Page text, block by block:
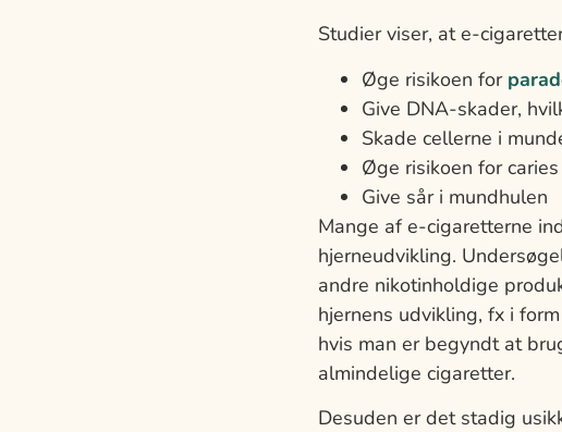
Studier viser, at e-
Øge risikoen for
Give DNA-skader,
Skade cellerne i
Øge risikoen for
Give sår i mundhulen
Mange af e-cigaretterne
hjerneudvikling.
andre nikotinholdige
hjernens udvikling, fx i
hvis man er begyndt at
almindelige cigaretter.
Desuden er det stadig